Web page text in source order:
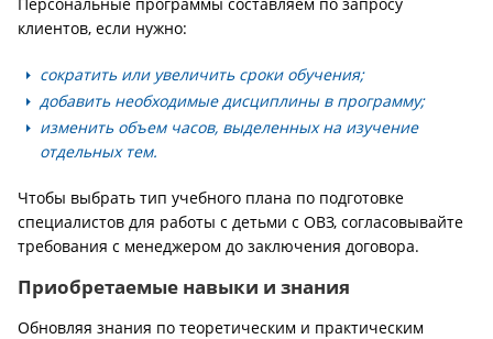
клиентов, если нужно:
сократить или увеличить сроки обучения;
добавить необходимые дисциплины в программу;
изменить объем часов, выделенных на изучение
отдельных тем.
Чтобы выбрать тип учебного плана по подготовке
специалистов для работы с детьми с ОВЗ, согласовывайте
требования с менеджером до заключения договора.
Приобретаемые навыки и знания
Обновляя знания по теоретическим и практическим